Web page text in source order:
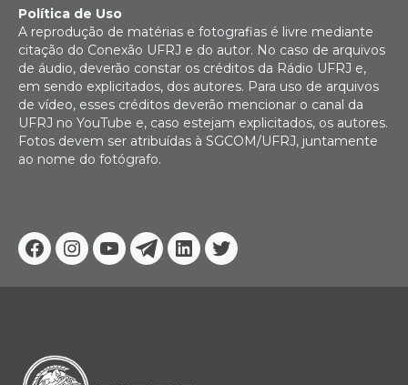
Facebook
Instagram
YoutubeTelegram
Linkedin
Twitter
Política de Uso
A reprodução de matérias e fotografias é livre mediante
citação do Conexão UFRJ e do autor. No caso de arquivos
de áudio, deverão constar os créditos da Rádio UFRJ e,
em sendo explicitados, dos autores. Para uso de arquivos
de vídeo, esses créditos deverão mencionar o canal da
UFRJ no YouTube e, caso estejam explicitados, os autores.
Fotos devem ser atribuídas à SGCOM/UFRJ, juntamente
ao nome do fotógrafo.